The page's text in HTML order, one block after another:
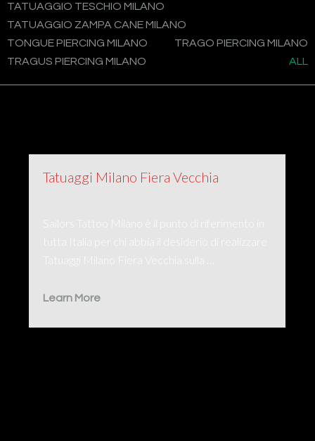
TATUAGGIO TESCHIO MILANO
TATUAGGIO ZAMPA CANE MILANO
TONGUE PIERCING MILANO
TRAGO PIERCING MILANO
TRAGUS PIERCING MILANO
ALL
Tatuaggi Milano Fiera Vecchia
Sailors Tattoo Milano è il punto di riferimento in
Tatuaggi Milano Fiera Vecchia sulla …
Learn More